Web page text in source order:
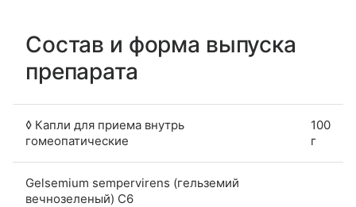
Состав и форма выпуска
препарата
◊ Капли для приема внутрь
гомеопатические
100
г
Gelsemium sempervirens (гельземий
вечнозеленый) С6